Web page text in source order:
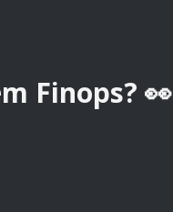
Finops? 👀